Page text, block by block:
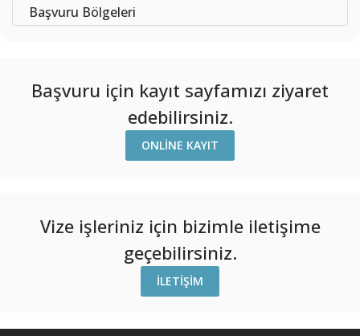
Başvuru Bölgeleri
Başvuru için kayıt sayfamızı ziyaret
edebilirsiniz.
ONLINE KAYIT
Vize işleriniz için bizimle iletişime
geçebilirsiniz.
İLETIŞIM